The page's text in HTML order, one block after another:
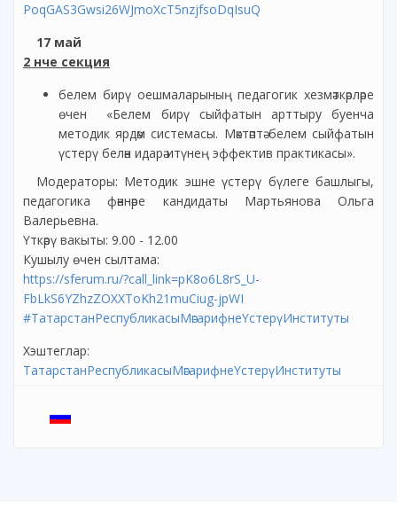
PoqGAS3Gwsi26WJmoXcT5nzjfsoDqIsuQ
17 май
2 нче секция
белем бирү оешмаларының педагогик хезмәткәрләре
өчен «Белем бирү сыйфатын арттыру буенча
методик ярдәм системасы. Мәктәптә белем сыйфатын
үстерү белән идарә итүнең эффектив практикасы».
Модераторы: Методик эшне үстерү бүлеге башлыгы,
педагогика фәннәре кандидаты Мартьянова Ольга
Валерьевна.
Үткәрү вакыты: 9.00 - 12.00
Кушылу өчен сылтама:
https://sferum.ru/?call_link=pK8o6L8rS_U-
FbLkS6YZhzZOXXToKh21muCiug-jpWI
#ТатарстанРеспубликасыМәгарифнеҮстерүИнституты
Хэштеглар:
ТатарстанРеспубликасыМәгарифнеҮстерүИнституты